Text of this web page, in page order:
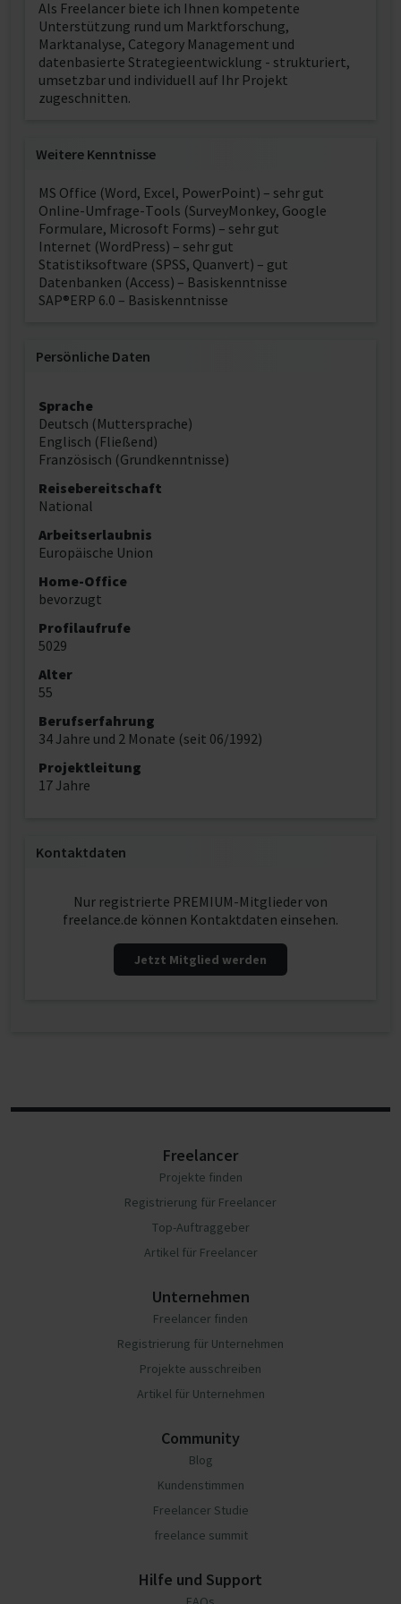
Als Freelancer biete ich Ihnen kompetente
Unterstützung rund um Marktforschung,
Marktanalyse, Category Management und
datenbasierte Strategieentwicklung - strukturiert,
umsetzbar und individuell auf Ihr Projekt
zugeschnitten.
Weitere Kenntnisse
MS Office (Word, Excel, PowerPoint) – sehr gut
Online-Umfrage-Tools (SurveyMonkey, Google
Formulare, Microsoft Forms) – sehr gut
Internet (WordPress) – sehr gut
Statistiksoftware (SPSS, Quanvert) – gut
Datenbanken (Access) – Basiskenntnisse
SAP®ERP 6.0 – Basiskenntnisse
Persönliche Daten
Sprache
Deutsch (Muttersprache)
Englisch (Fließend)
Französisch (Grundkenntnisse)
Reisebereitschaft
National
Arbeitserlaubnis
Europäische Union
Home-Office
bevorzugt
Profilaufrufe
5029
Alter
55
Berufserfahrung
34 Jahre und 2 Monate (seit 06/1992)
Projektleitung
17 Jahre
Kontaktdaten
Nur registrierte PREMIUM-Mitglieder von
freelance.de können Kontaktdaten einsehen.
Jetzt Mitglied werden
Freelancer
Projekte finden
Registrierung für Freelancer
Top-Auftraggeber
Artikel für Freelancer
Unternehmen
Freelancer finden
Registrierung für Unternehmen
Projekte ausschreiben
Artikel für Unternehmen
Community
Blog
Kundenstimmen
Freelancer Studie
freelance summit
Hilfe und Support